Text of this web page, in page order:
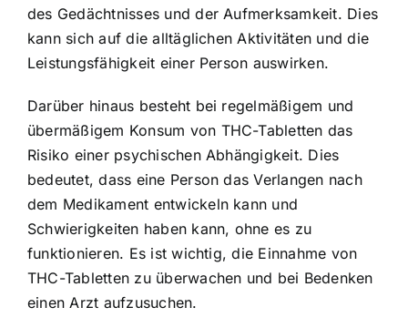
des Gedächtnisses und der Aufmerksamkeit. Dies
kann sich auf die alltäglichen Aktivitäten und die
Leistungsfähigkeit einer Person auswirken.
Darüber hinaus besteht bei regelmäßigem und
übermäßigem Konsum von THC-Tabletten das
Risiko einer psychischen Abhängigkeit. Dies
bedeutet, dass eine Person das Verlangen nach
dem Medikament entwickeln kann und
Schwierigkeiten haben kann, ohne es zu
funktionieren. Es ist wichtig, die Einnahme von
THC-Tabletten zu überwachen und bei Bedenken
einen Arzt aufzusuchen.